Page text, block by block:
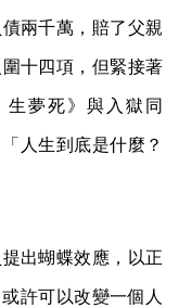
兩千萬，賠了父親
十四項，但緊接著
生夢死》與入獄同
人生到底是什麼？
出蝴蝶效應，以正
許可以改變一個人